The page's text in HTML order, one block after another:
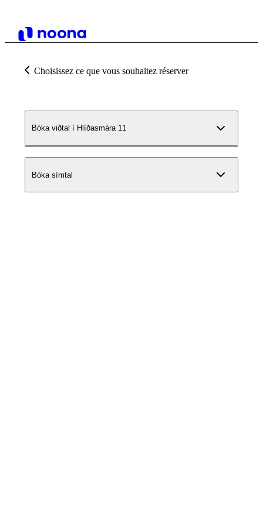
Choisissez ce que vous souhaitez réserver
Bóka viðtal í Hlíðasmára 11
Bóka símtal